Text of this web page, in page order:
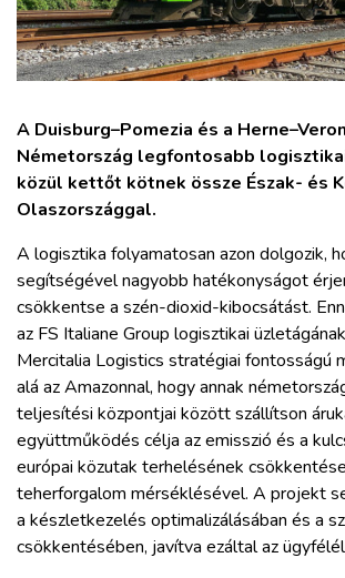
ARCHÍVUM
WEBSHOP
BELÉPÉS
REGISZTRÁCIÓ
A Duisburg–Pomezia és a
Németország legfontosabb
közül kettőt kötnek össze Észak- és
Olaszországgal.
A logisztika folyamatosan azon dolgozik,
segítségével nagyobb hatékonyságot
csökkentse a szén-dioxid-kibocsátást.
az FS Italiane Group logisztikai
Mercitalia Logistics stratégiai fontosságú
alá az Amazonnal, hogy annak
teljesítési központjai között szállítson
együttműködés célja az emisszió és a
európai közutak terhelésének
teherforgalom mérséklésével. A projekt
a készletkezelés optimalizálásában és a
csökkentésében, javítva ezáltal az